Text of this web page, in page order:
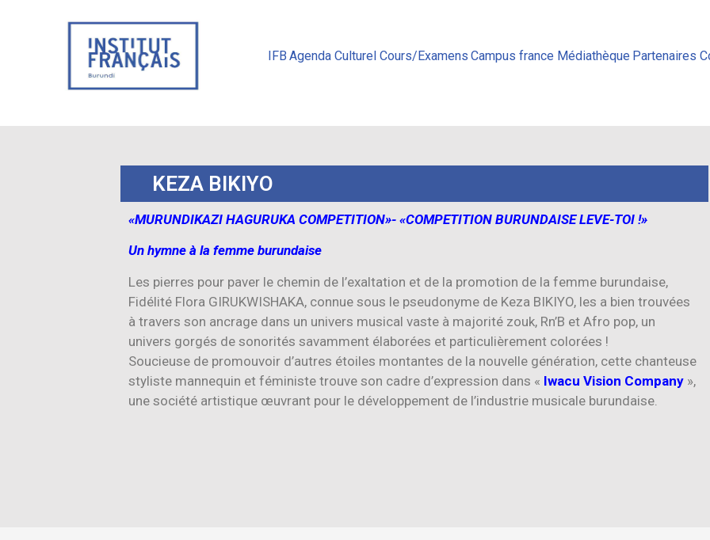
IFB Agenda Culturel Cours/Examens Campus france Médiathèque Partenaires
KEZA BIKIYO
«MURUNDIKAZI HAGURUKA COMPETITION»- «COMPETITION BURUNDAISE LEVE-TOI !»
Un hymne à la femme burundaise
Les pierres pour paver le chemin de l’exaltation et de la promotion de la femme burundaise,
Fidélité Flora GIRUKWISHAKA, connue sous le pseudonyme de Keza BIKIYO, les a bien trouvées
à travers son ancrage dans un univers musical vaste à majorité zouk, Rn’B et Afro pop, un
univers gorgés de sonorités savamment élaborées et particulièrement colorées !
Soucieuse de promouvoir d’autres étoiles montantes de la nouvelle génération, cette chanteuse
styliste mannequin et féministe trouve son cadre d’expression dans « Iwacu Vision Company »,
une société artistique œuvrant pour le développement de l’industrie musicale burundaise.